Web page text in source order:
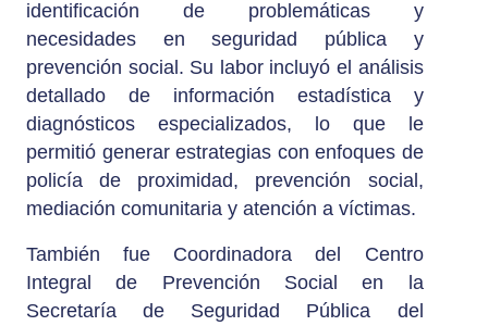
identificación de problemáticas y
necesidades en seguridad pública y
prevención social. Su labor incluyó el análisis
detallado de información estadística y
diagnósticos especializados, lo que le
permitió generar estrategias con enfoques de
policía de proximidad, prevención social,
mediación comunitaria y atención a víctimas.
También fue Coordinadora del Centro
Integral de Prevención Social en la
Secretaría de Seguridad Pública del